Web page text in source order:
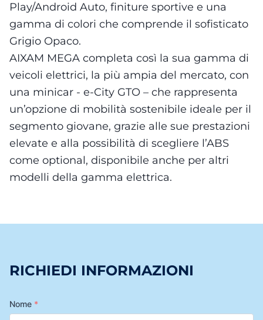
Play/Android Auto, finiture sportive e una
gamma di colori che comprende il sofisticato
Grigio Opaco.
AIXAM MEGA completa così la sua gamma di
veicoli elettrici, la più ampia del mercato, con
una minicar - e-City GTO – che rappresenta
un’opzione di mobilità sostenibile ideale per il
segmento giovane, grazie alle sue prestazioni
elevate e alla possibilità di scegliere l’ABS
come optional, disponibile anche per altri
modelli della gamma elettrica.
RICHIEDI INFORMAZIONI
Nome *